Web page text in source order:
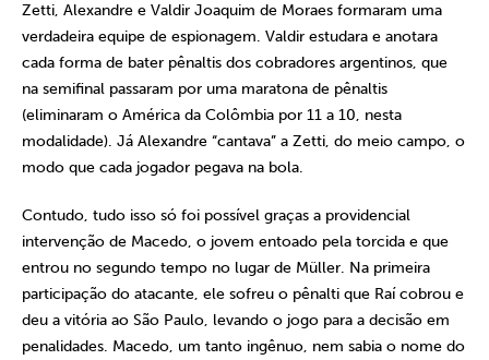
Zetti, Alexandre e Valdir Joaquim de Moraes formaram uma
verdadeira equipe de espionagem. Valdir estudara e anotara
cada forma de bater pênaltis dos cobradores argentinos, que
na semifinal passaram por uma maratona de pênaltis
(eliminaram o América da Colômbia por 11 a 10, nesta
modalidade). Já Alexandre “cantava” a Zetti, do meio campo, o
modo que cada jogador pegava na bola.
Contudo, tudo isso só foi possível graças a providencial
intervenção de Macedo, o jovem entoado pela torcida e que
entrou no segundo tempo no lugar de Müller. Na primeira
participação do atacante, ele sofreu o pênalti que Raí cobrou e
deu a vitória ao São Paulo, levando o jogo para a decisão em
penalidades. Macedo, um tanto ingênuo, nem sabia o nome do